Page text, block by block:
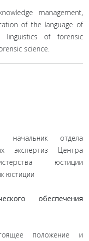
management,
of the language of
linguistics of forensic
science.
отдела
экспертиз Центра
юстиции
юстиции
обеспечения
положение и